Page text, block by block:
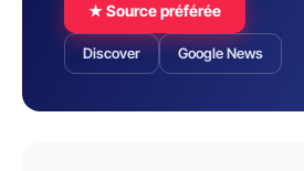
★ Source préférée
Discover Google News